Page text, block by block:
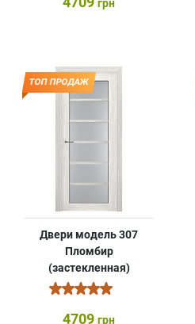
грн
ТОП ПРОДАЖ
Двери модель 307
Пломбир
(застекленная)
4709 грн